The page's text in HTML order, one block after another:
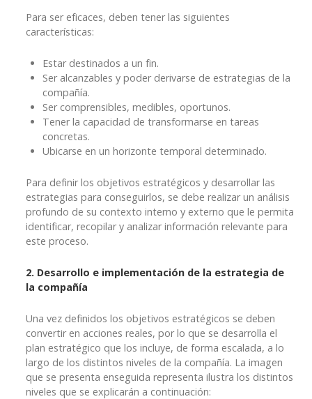
Para ser eficaces, deben tener las siguientes
características:
Estar destinados a un fin.
Ser alcanzables y poder derivarse de estrategias de la
compañía.
Ser comprensibles, medibles, oportunos.
Tener la capacidad de transformarse en tareas
concretas.
Ubicarse en un horizonte temporal determinado.
Para definir los objetivos estratégicos y desarrollar las
estrategias para conseguirlos, se debe realizar un análisis
profundo de su contexto interno y externo que le permita
identificar, recopilar y analizar información relevante para
este proceso.
2. Desarrollo e implementación de la estrategia de
la compañía
Una vez definidos los objetivos estratégicos se deben
convertir en acciones reales, por lo que se desarrolla el
plan estratégico que los incluye, de forma escalada, a lo
largo de los distintos niveles de la compañía. La imagen
que se presenta enseguida representa ilustra los distintos
niveles que se explicarán a continuación: